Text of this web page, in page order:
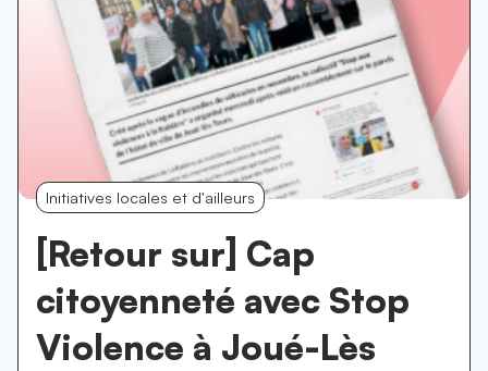
Initiatives locales et d'ailleurs
[Retour sur] Cap
citoyenneté avec Stop
Violence à Joué-Lès